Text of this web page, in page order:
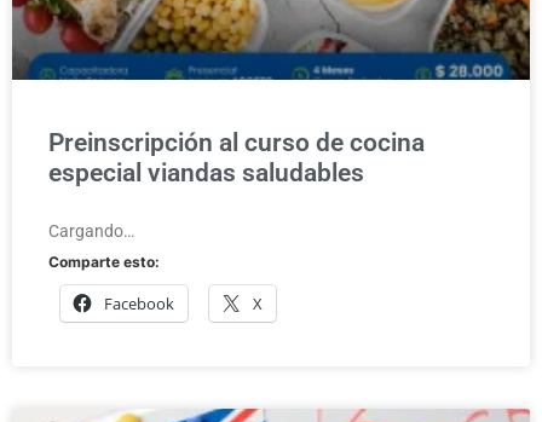
Preinscripción al curso de cocina
especial viandas saludables
Cargando…
Comparte esto:
Facebook X